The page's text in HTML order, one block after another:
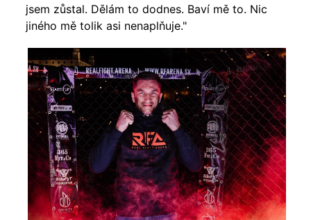
jsem zůstal. Dělám to dodnes. Baví mě to. Nic
jiného mě tolik asi nenaplňuje."